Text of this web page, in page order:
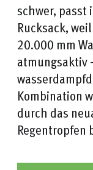
schwer, passt
Rucksack,
20.000 mm
atmungsaktiv
Kombination
durch das